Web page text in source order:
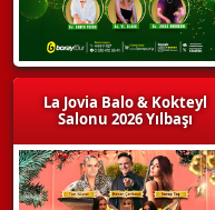
La Jovia Balo & Kokteyl
Salonu 2026 Yılbaşı